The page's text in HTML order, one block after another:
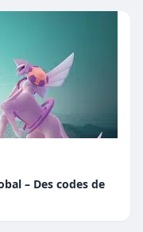
– Des codes de